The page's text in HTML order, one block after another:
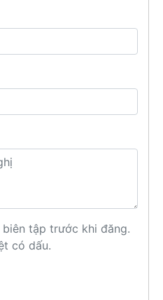
tập trước khi đăng.
có dấu.